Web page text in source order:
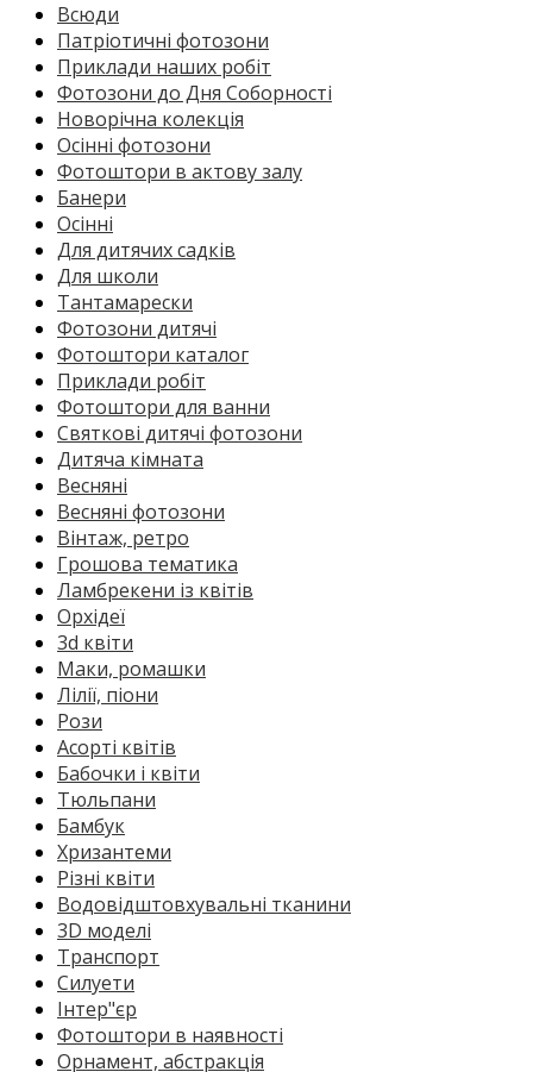
Всюди
Патріотичні фотозони
Приклади наших робіт
Фотозони до Дня Соборності
Новорічна колекція
Осінні фотозони
Фотоштори в актову залу
Банери
Осінні
Для дитячих садків
Для школи
Тантамарески
Фотозони дитячі
Фотоштори каталог
Приклади робіт
Фотоштори для ванни
Святкові дитячі фотозони
Дитяча кімната
Весняні
Весняні фотозони
Вінтаж, ретро
Грошова тематика
Ламбрекени із квітів
Орхідеї
3d квіти
Маки, ромашки
Лілії, піони
Рози
Асорті квітів
Бабочки і квіти
Тюльпани
Бамбук
Хризантеми
Різні квіти
Водовідштовхувальні тканини
3D моделі
Транспорт
Силуети
Інтер"єр
Фотоштори в наявності
Орнамент, абстракція